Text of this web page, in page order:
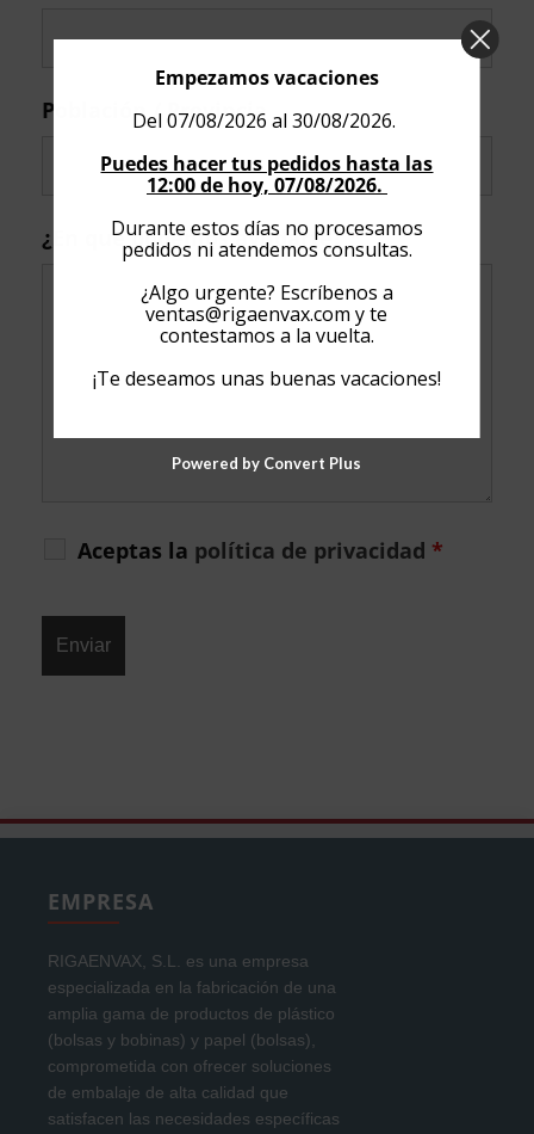
Población / Provincia
¿En qué podemos ayudarte?*
Aceptas la política de privacidad *
EMPRESA
RIGAENVAX, S.L. es una empresa
especializada en la fabricación de una
amplia gama de productos de plástico
(bolsas y bobinas) y papel (bolsas),
comprometida con ofrecer soluciones
de embalaje de alta calidad que
satisfacen las necesidades específicas
Empezamos vacaciones
Del 07/08/2026 al 30/08/2026.
Puedes hacer tus pedidos hasta las
12:00 de hoy, 07/08/2026.
Durante estos días no procesamos
pedidos ni atendemos consultas.
¿Algo urgente? Escríbenos a
ventas@rigaenvax.com y te
contestamos a la vuelta.
¡Te deseamos unas buenas vacaciones!
Powered by Convert Plus